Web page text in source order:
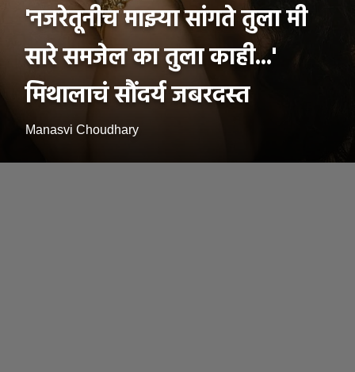
'नजरेतूनीच माझ्या सांगते तुला मी
सारे समजेल का तुला काही...'
मिथालाचं सौंदर्य जबरदस्त
Manasvi Choudhary